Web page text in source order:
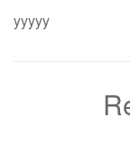
yyyyy